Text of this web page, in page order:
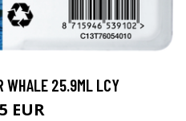
25.9ML LCY
EUR